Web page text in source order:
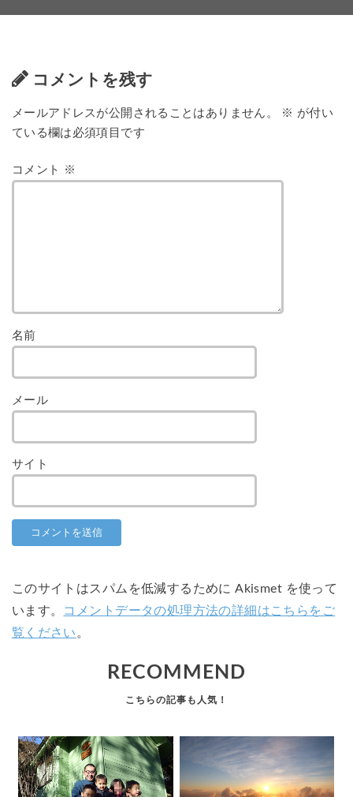
コメントを残す
メールアドレスが公開されることはありません。 ※ が付い
ている欄は必須項目です
コメント ※
名前
メール
サイト
このサイトはスパムを低減するために Akismet を使って
います。 コメントデータの処理方法の詳細はこちらをご
覧ください 。
RECOMMEND